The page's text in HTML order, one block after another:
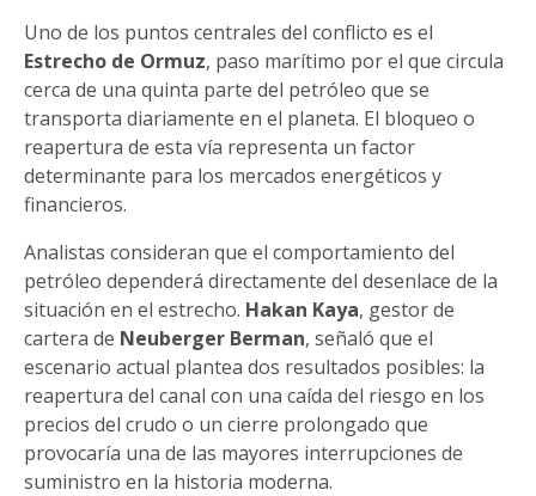
Uno de los puntos centrales del conflicto es el
Estrecho de Ormuz, paso marítimo por el que circula
cerca de una quinta parte del petróleo que se
transporta diariamente en el planeta. El bloqueo o
reapertura de esta vía representa un factor
determinante para los mercados energéticos y
financieros.
Analistas consideran que el comportamiento del
petróleo dependerá directamente del desenlace de la
situación en el estrecho. Hakan Kaya, gestor de
cartera de Neuberger Berman, señaló que el
escenario actual plantea dos resultados posibles: la
reapertura del canal con una caída del riesgo en los
precios del crudo o un cierre prolongado que
provocaría una de las mayores interrupciones de
suministro en la historia moderna.